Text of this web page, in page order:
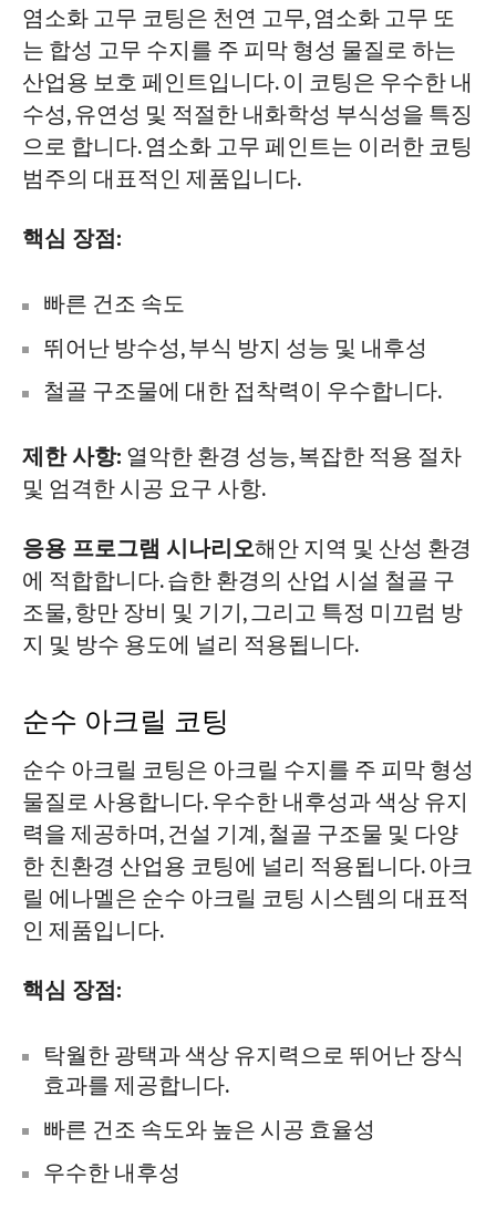
염소화 고무 코팅은 천연 고무, 염소화 고무 또
는 합성 고무 수지를 주 피막 형성 물질로 하는
산업용 보호 페인트입니다. 이 코팅은 우수한 내
수성, 유연성 및 적절한 내화학성 부식성을 특징
으로 합니다. 염소화 고무 페인트는 이러한 코팅
범주의 대표적인 제품입니다.
핵심 장점:
빠른 건조 속도
뛰어난 방수성, 부식 방지 성능 및 내후성
철골 구조물에 대한 접착력이 우수합니다.
제한 사항:열악한 환경 성능, 복잡한 적용 절차
및 엄격한 시공 요구 사항.
응용 프로그램 시나리오해안 지역 및 산성 환경
에 적합합니다. 습한 환경의 산업 시설 철골 구
조물, 항만 장비 및 기기, 그리고 특정 미끄럼 방
지 및 방수 용도에 널리 적용됩니다.
순수 아크릴 코팅
순수 아크릴 코팅은 아크릴 수지를 주 피막 형성
물질로 사용합니다. 우수한 내후성과 색상 유지
력을 제공하며, 건설 기계, 철골 구조물 및 다양
한 친환경 산업용 코팅에 널리 적용됩니다. 아크
릴 에나멜은 순수 아크릴 코팅 시스템의 대표적
인 제품입니다.
핵심 장점:
탁월한 광택과 색상 유지력으로 뛰어난 장식
효과를 제공합니다.
빠른 건조 속도와 높은 시공 효율성
우수한 내후성